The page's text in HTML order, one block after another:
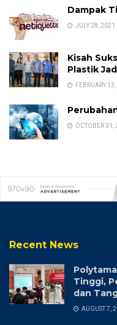
Dampak
JULY 28, 2021
Kisah
Plastik
FEBRUARY
OCTOBER 31,
Recent News
Tinggi,
dan
AUGUST 7,